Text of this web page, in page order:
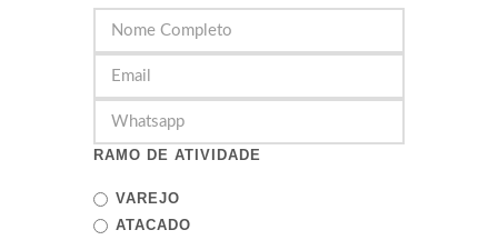
RAMO DE ATIVIDADE
VAREJO
ATACADO